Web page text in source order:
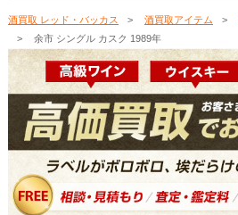
酒買取 レッド・バッカス 酒買取アイテム
余市 シングル カスク 1989年